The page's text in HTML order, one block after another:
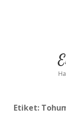
Etiket: